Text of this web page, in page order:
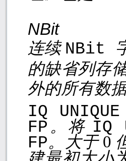
NBit
连续 NBit
的缺省列存
外的所有数
IQ
FP 。将 IQ
FP。大于 0